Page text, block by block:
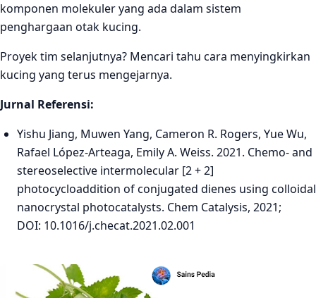
komponen molekuler yang ada dalam sistem
penghargaan otak kucing.
Proyek tim selanjutnya? Mencari tahu cara menyingkirkan
kucing yang terus mengejarnya.
Jurnal Referensi:
Yishu Jiang, Muwen Yang, Cameron R. Rogers, Yue Wu,
Rafael López-Arteaga, Emily A. Weiss. 2021. Chemo- and
stereoselective intermolecular [2 + 2]
photocycloaddition of conjugated dienes using colloidal
nanocrystal photocatalysts. Chem Catalysis, 2021;
DOI: 10.1016/j.checat.2021.02.001